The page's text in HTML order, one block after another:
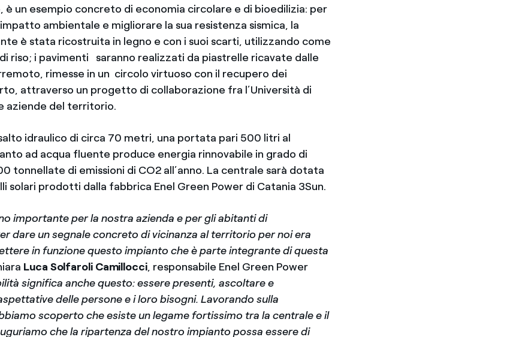
è un esempio concreto di economia circolare e di bioedilizia: per
ambientale e migliorare la sua resistenza sismica, la
è stata ricostruita in legno e con i suoi scarti, utilizzando come
riso; i pavimenti saranno realizzati da piastrelle ricavate dalle
rimesse in un circolo virtuoso con il recupero dei
attraverso un progetto di collaborazione fra l’Università di
aziende del territorio.
idraulico di circa 70 metri, una portata pari 500 litri al
ad acqua fluente produce energia rinnovabile in grado di
tonnellate di emissioni di CO2 all’anno. La centrale sarà dotata
solari prodotti dalla fabbrica Enel Green Power di Catania 3Sun.
importante per la nostra azienda e per gli abitanti di
dare un segnale concreto di vicinanza al territorio per noi era
in funzione questo impianto che è parte integrante di questa
Luca Solfaroli Camillocci, responsabile Enel Green Power
significa anche questo: essere presenti, ascoltare e
delle persone e i loro bisogni. Lavorando sulla
scoperto che esiste un legame fortissimo tra la centrale e il
che la ripartenza del nostro impianto possa essere di